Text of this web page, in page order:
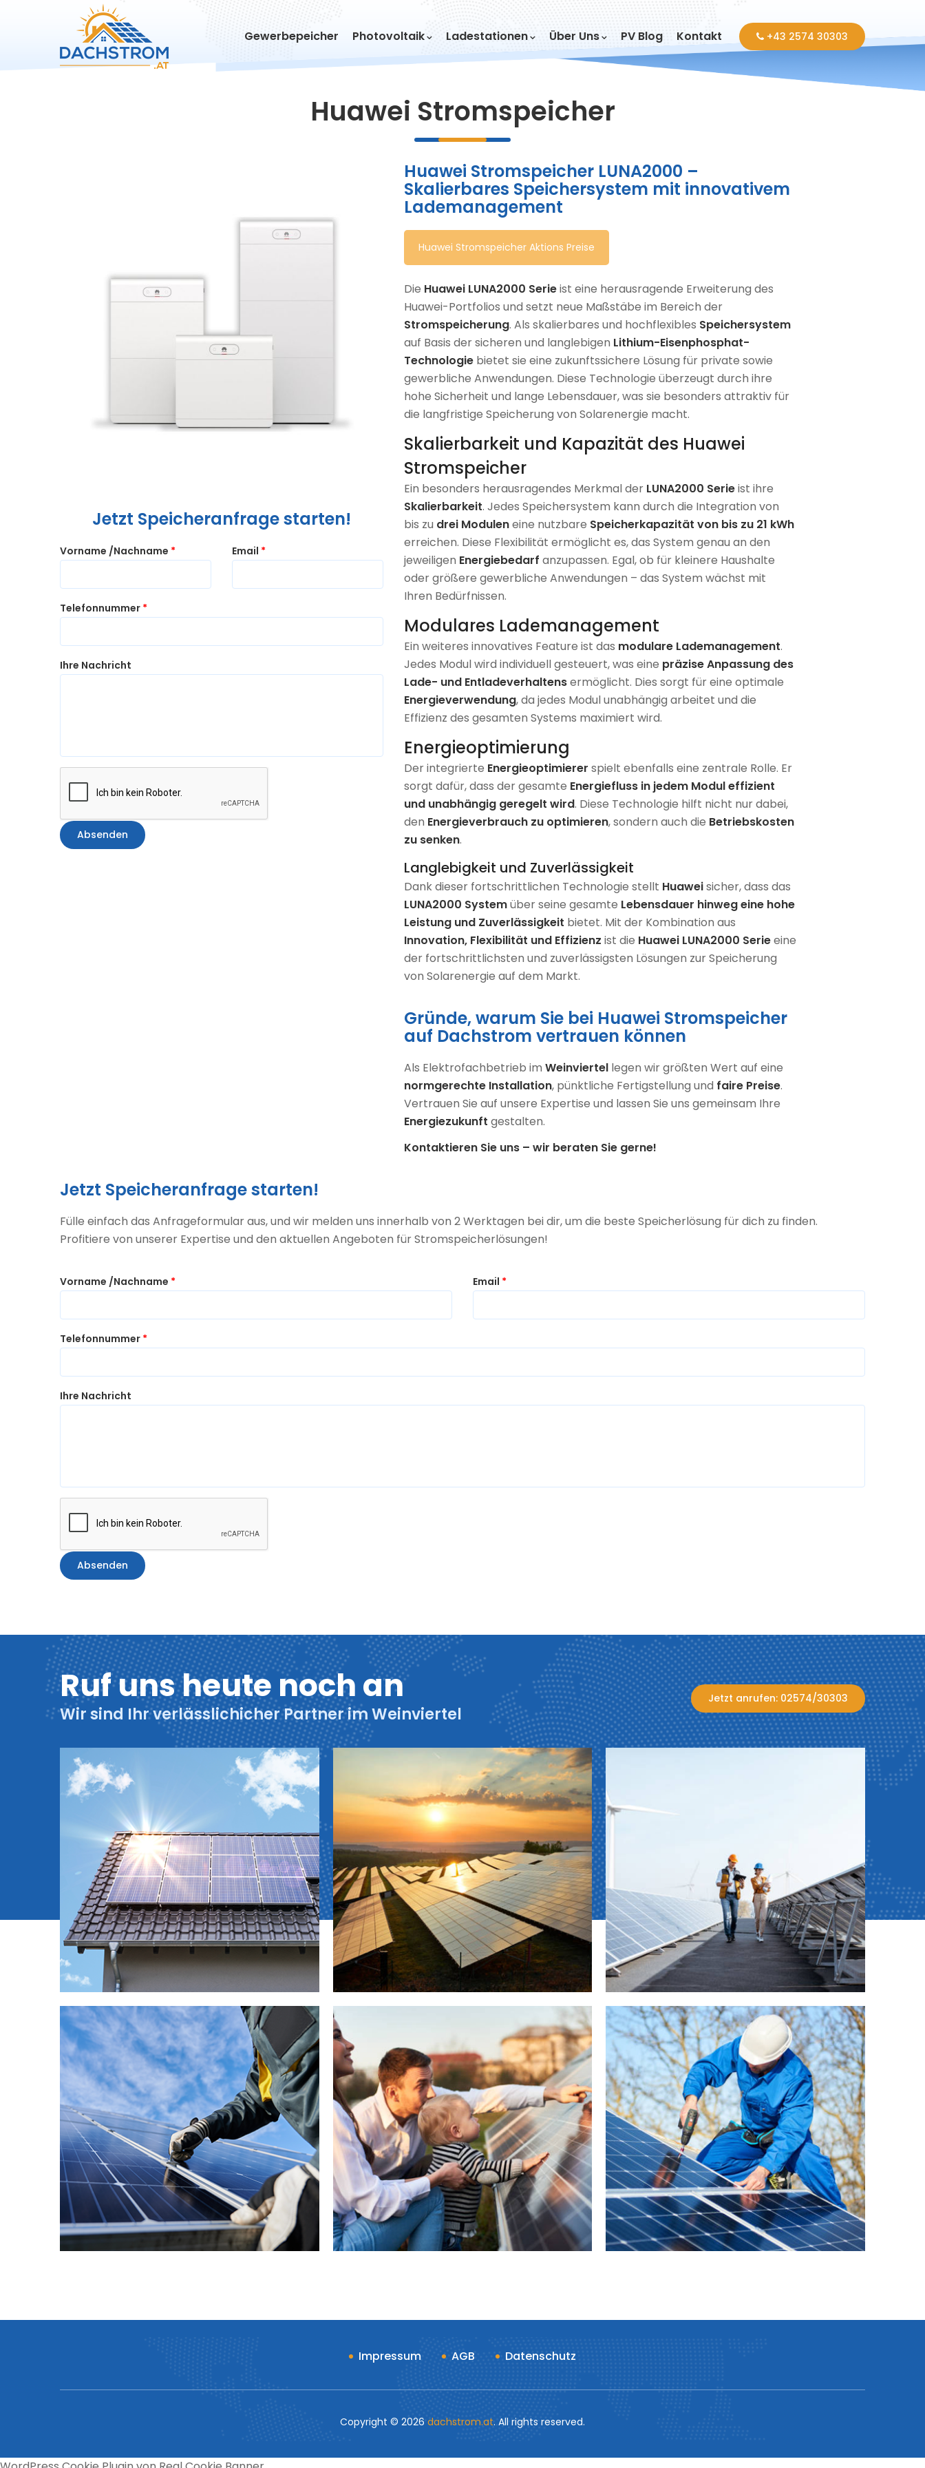
Gewerbepeicher Photovoltaik Ladestationen Über Uns PV Blog Kontakt +43 2574 30303
Huawei Stromspeicher
Jetzt Speicheranfrage starten!
Vorname /Nachname * Email *
Telefonnummer *
Ihre Nachricht
Huawei Stromspeicher LUNA2000 –
Skalierbares Speichersystem mit innovativem
Lademanagement
Huawei Stromspeicher Aktions Preise
Die Huawei LUNA2000 Serieist eine herausragende Erweiterung des
Huawei-Portfolios und setzt neue Maßstäbe im Bereich der
Stromspeicherung. Als skalierbares und hochflexibles Speichersystem
auf Basis der sicheren und langlebigen Lithium-Eisenphosphat-
Technologie bietet sie eine zukunftssichere Lösung für private sowie
gewerbliche Anwendungen. Diese Technologie überzeugt durch ihre
hohe Sicherheit und lange Lebensdauer, was sie besonders attraktiv für
die langfristige Speicherung von Solarenergie macht.
Skalierbarkeit und Kapazität des Huawei
Stromspeicher
Ein besonders herausragendes Merkmal der LUNA2000 Serieist ihre
Skalierbarkeit. Jedes Speichersystem kann durch die Integration von
bis zu drei Moduleneine nutzbare Speicherkapazität von bis zu 21 kWh
erreichen. Diese Flexibilität ermöglicht es, das System genau an den
jeweiligen Energiebedarf anzupassen. Egal, ob für kleinere Haushalte
oder größere gewerbliche Anwendungen – das System wächst mit
Ihren Bedürfnissen.
Modulares Lademanagement
Ein weiteres innovatives Feature ist das modulare Lademanagement.
Jedes Modul wird individuell gesteuert, was eine präzise Anpassung des
Lade- und Entladeverhaltensermöglicht. Dies sorgt für eine optimale
Energieverwendung, da jedes Modul unabhängig arbeitet und die
Effizienz des gesamten Systems maximiert wird.
Energieoptimierung
Der integrierte Energieoptimierer spielt ebenfalls eine zentrale Rolle. Er
sorgt dafür, dass der gesamte Energiefluss in jedem Modul effizient
und unabhängig geregelt wird. Diese Technologie hilft nicht nur dabei,
den Energieverbrauch zu optimieren, sondern auch die Betriebskosten
zu senken.
Langlebigkeit und Zuverlässigkeit
Dank dieser fortschrittlichen Technologie stellt Huaweisicher, dass das
LUNA2000 Systemüber seine gesamte Lebensdauer hinweg eine hohe
Leistung und Zuverlässigkeit bietet. Mit der Kombination aus
Innovation, Flexibilität und Effizienz ist die Huawei LUNA2000 Serieeine
der fortschrittlichsten und zuverlässigsten Lösungen zur Speicherung
von Solarenergie auf dem Markt.
Gründe, warum Sie bei Huawei Stromspeicher
auf Dachstrom vertrauen können
Als Elektrofachbetrieb im Weinviertel legen wir größten Wert auf eine
normgerechte Installation, pünktliche Fertigstellung und faire Preise.
Vertrauen Sie auf unsere Expertise und lassen Sie uns gemeinsam Ihre
Energiezukunft gestalten.
Kontaktieren Sie uns – wir beraten Sie gerne!
Jetzt Speicheranfrage starten!
Fülle einfach das Anfrageformular aus, und wir melden uns innerhalb von 2 Werktagen bei dir, um die beste Speicherlösung für dich zu finden.
Profitiere von unserer Expertise und den aktuellen Angeboten für Stromspeicherlösungen!
Vorname /Nachname * Email *
Telefonnummer *
Ihre Nachricht
Ruf uns heute noch an
Wir sind Ihr verlässlichicher Partner im Weinviertel
Jetzt anrufen: 02574/30303
Impressum AGB Datenschutz
Copyright © 2026 dachstrom.at. All rights reserved.